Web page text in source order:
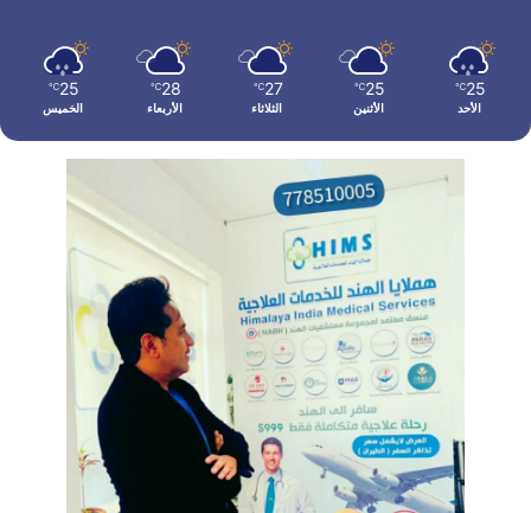
25
℃
الأحد
25
℃
الأثنين
27
℃
الثلاثاء
28
℃
الأربعاء
25
℃
الخميس